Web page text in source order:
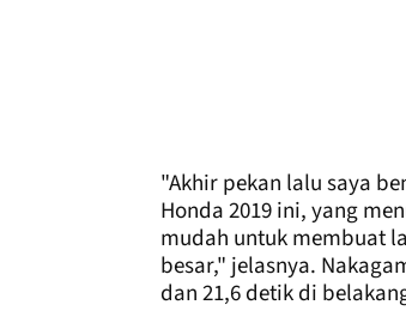
"Akhir pekan lalu saya
Honda 2019 ini, yang
mudah untuk membuat
besar," jelasnya.
dan 21,6 detik di